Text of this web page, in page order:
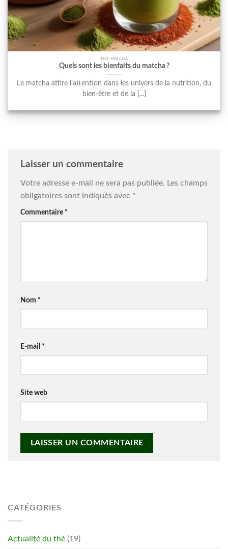
THÉ MATCHA
Quels sont les bienfaits du matcha ?
Le matcha attire l’attention dans les univers de la nutrition, du
bien-être et de la [...]
Laisser un commentaire
Votre adresse e-mail ne sera pas publiée. Les champs
obligatoires sont indiqués avec *
Commentaire *
Nom *
E-mail *
Site web
CATÉGORIES
Actualité du thé (19)